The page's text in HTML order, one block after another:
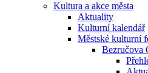
Kultura a akce města
Aktuality
Kulturní kalendář
Městské kulturní
Bezručova